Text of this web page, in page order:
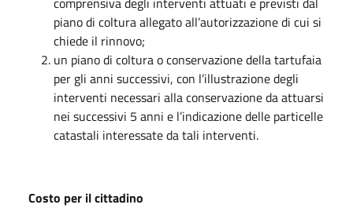
piano di coltura allegato all’autorizzazione di cui si
chiede il rinnovo;
un piano di coltura o conservazione della tartufaia
per gli anni successivi, con l’illustrazione degli
interventi necessari alla conservazione da attuarsi
nei successivi 5 anni e l’indicazione delle particelle
catastali interessate da tali interventi.
Costo per il cittadino